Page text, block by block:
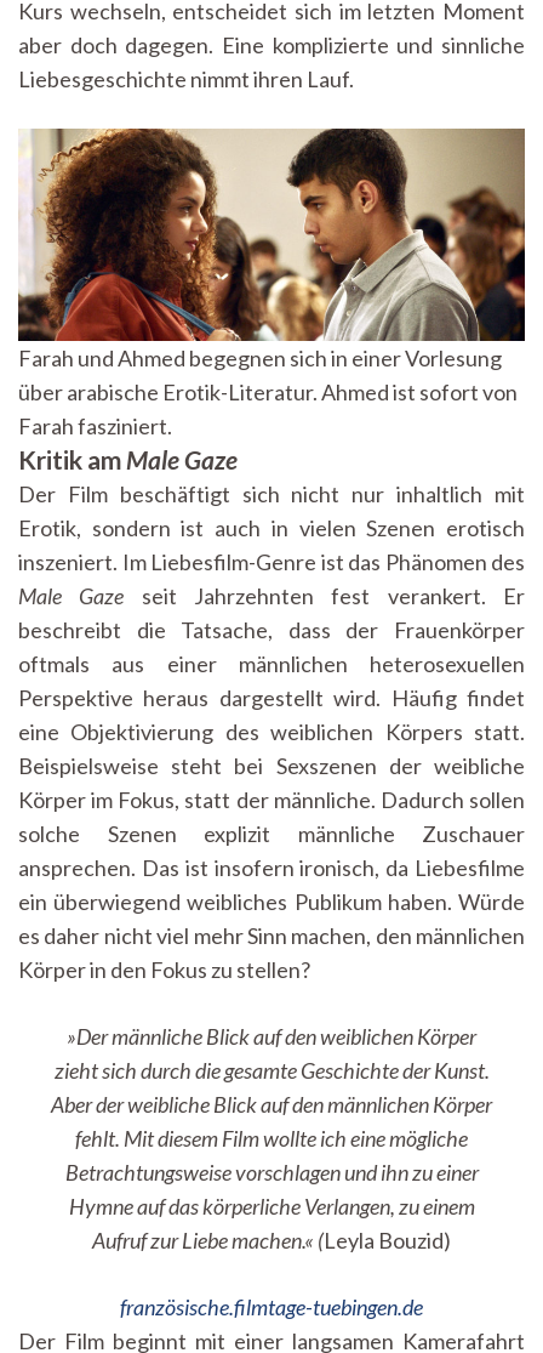
Kurs wechseln, entscheidet sich im letzten Moment
aber doch dagegen. Eine komplizierte und sinnliche
Liebesgeschichte nimmt ihren Lauf.
Farah und Ahmed begegnen sich in einer Vorlesung
über arabische Erotik-Literatur. Ahmed ist sofort von
Farah fasziniert.
Kritik am Male Gaze
Der Film beschäftigt sich nicht nur inhaltlich mit
Erotik, sondern ist auch in vielen Szenen erotisch
inszeniert. Im Liebesfilm-Genre ist das Phänomen des
Male Gaze seit Jahrzehnten fest verankert. Er
beschreibt die Tatsache, dass der Frauenkörper
oftmals aus einer männlichen heterosexuellen
Perspektive heraus dargestellt wird. Häufig findet
eine Objektivierung des weiblichen Körpers statt.
Beispielsweise steht bei Sexszenen der weibliche
Körper im Fokus, statt der männliche. Dadurch sollen
solche Szenen explizit männliche Zuschauer
ansprechen. Das ist insofern ironisch, da Liebesfilme
ein überwiegend weibliches Publikum haben. Würde
es daher nicht viel mehr Sinn machen, den männlichen
Körper in den Fokus zu stellen?
»Der männliche Blick auf den weiblichen Körper
zieht sich durch die gesamte Geschichte der Kunst.
Aber der weibliche Blick auf den männlichen Körper
fehlt. Mit diesem Film wollte ich eine mögliche
Betrachtungsweise vorschlagen und ihn zu einer
Hymne auf das körperliche Verlangen, zu einem
Aufruf zur Liebe machen.« (Leyla Bouzid)
französische.filmtage-tuebingen.de
Der Film beginnt mit einer langsamen Kamerafahrt